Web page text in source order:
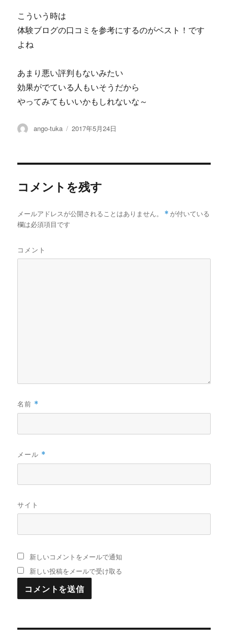
こういう時は
体験ブログの口コミを参考にするのがベスト！です
よね
あまり悪い評判もないみたい
効果がでている人もいそうだから
やってみてもいいかもしれないな～
投
ango-tuka
投
2017年5月24日
コメントを残す
メールアドレスが公開されることはありません。 * が付いている
欄は必須項目です
コメント
名前 *
メール *
サイト
新しいコメントをメールで通知
新しい投稿をメールで受け取る